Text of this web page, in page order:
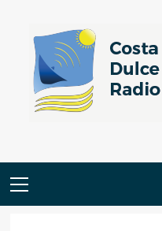
contenido
Menú